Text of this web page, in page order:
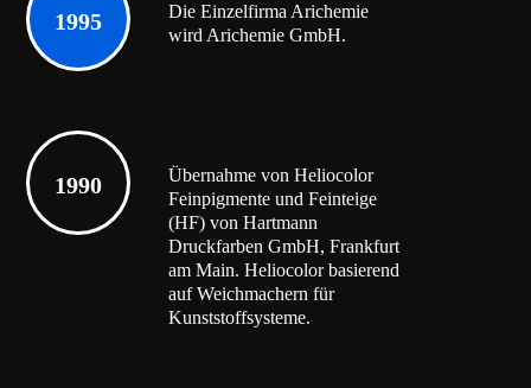
1995
Die Einzelfirma Arichemie
wird Arichemie GmbH.
1990
Übernahme von Heliocolor
Feinpigmente und Feinteige
(HF) von Hartmann
Druckfarben GmbH, Frankfurt
am Main. Heliocolor basierend
auf Weichmachern für
Kunststoffsysteme.